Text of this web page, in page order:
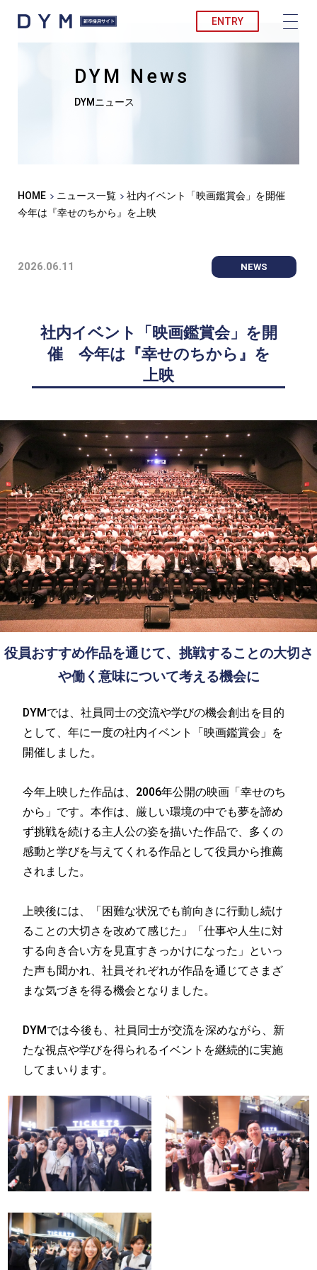
ENTRY
DYMニュース
DYM News
HOME ニュース一覧
社内イベント「映画鑑賞会」を開催
今年は『幸せのちから』を上映
2026.06.11 NEWS
社内イベント「映画鑑賞会」を開
催 今年は『幸せのちから』を
上映
役員おすすめ作品を通じて、挑戦することの大切さ
や働く意味について考える機会に
DYMでは、社員同士の交流や学びの機会創出を目的
として、年に一度の社内イベント「映画鑑賞会」を
開催しました。
今年上映した作品は、2006年公開の映画「幸せのち
から」です。本作は、厳しい環境の中でも夢を諦め
ず挑戦を続ける主人公の姿を描いた作品で、多くの
感動と学びを与えてくれる作品として役員から推薦
されました。
上映後には、「困難な状況でも前向きに行動し続け
ることの大切さを改めて感じた」「仕事や人生に対
する向き合い方を見直すきっかけになった」といっ
た声も聞かれ、社員それぞれが作品を通じてさまざ
まな気づきを得る機会となりました。
DYMでは今後も、社員同士が交流を深めながら、新
たな視点や学びを得られるイベントを継続的に実施
してまいります。